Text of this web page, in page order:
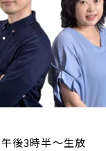
午後3時半～生放